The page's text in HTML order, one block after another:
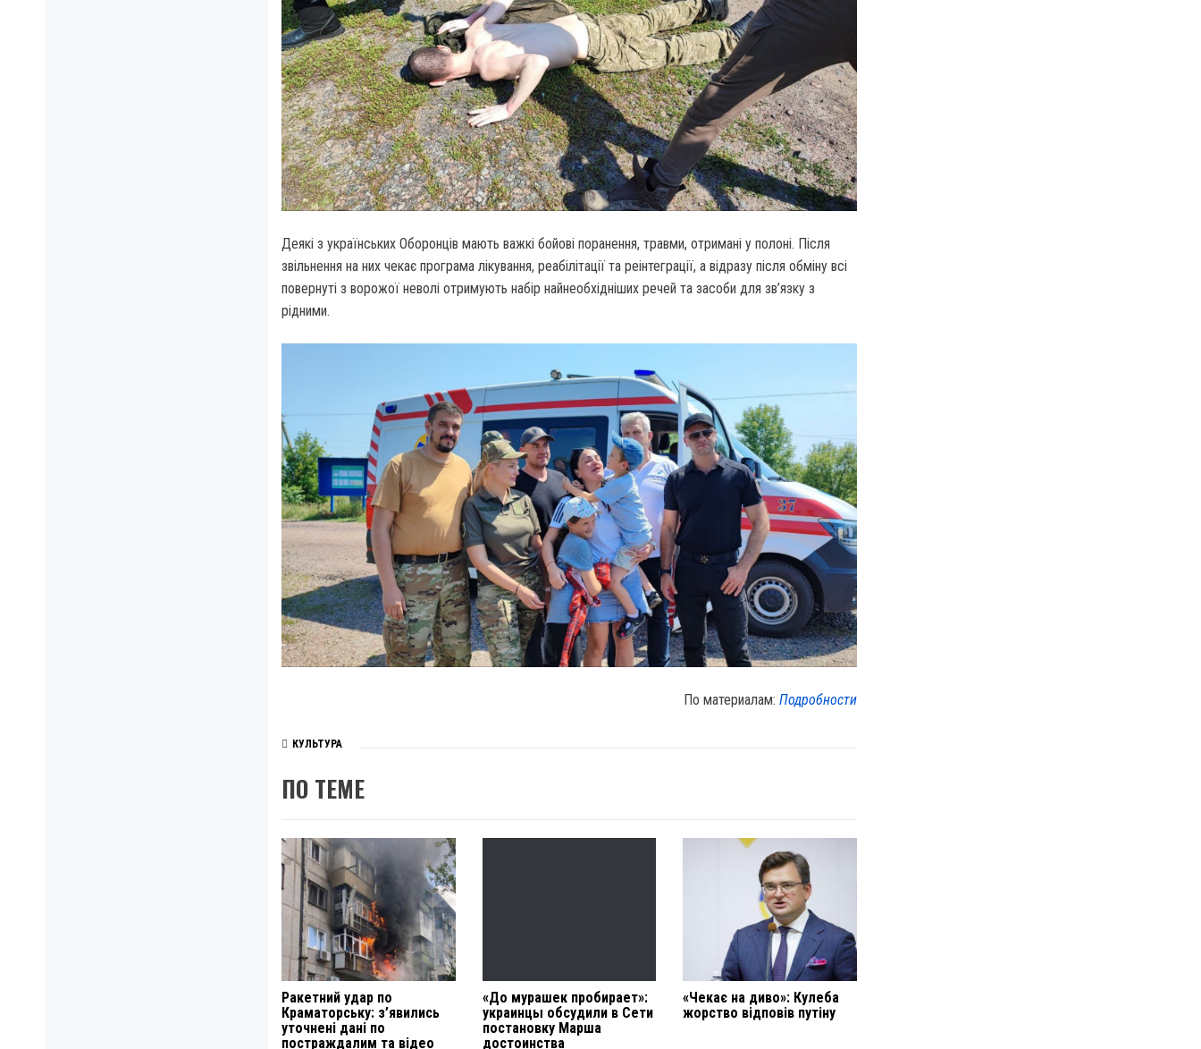
Деякі з українських Оборонців мають важкі бойові поранення, травми, отримані у полоні. Після
звільнення на них чекає програма лікування, реабілітації та реінтеграції, а відразу після обміну всі
повернуті з ворожої неволі отримують набір найнеобхідніших речей та засоби для зв’язку з
рідними.
По материалам:Подробности
КУЛЬТУРА
ПО ТЕМЕ
Ракетний удар по
Краматорську: з’явились
уточнені дані по
постраждалим та відео
«До мурашек пробирает»:
украинцы обсудили в Сети
постановку Марша
достоинства
«Чекає на диво»: Кулеба
жорство відповів путіну